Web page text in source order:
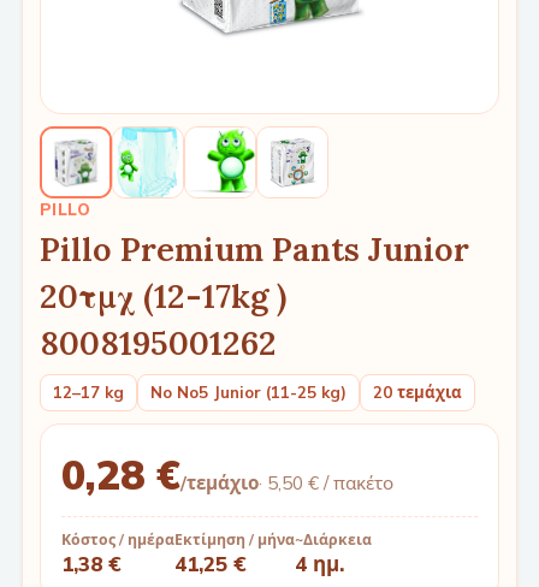
PILLO
Pillo Premium Pants Junior
20τμχ (12-17kg )
8008195001262
12–17 kg No No5 Junior (11-25 kg) 20 τεμάχια
0,28 €/τεμάχιο· 5,50 € / πακέτο
Κόστος / ημέρα
1,38 €
Εκτίμηση / μήνα
41,25 €
~Διάρκεια
4 ημ.